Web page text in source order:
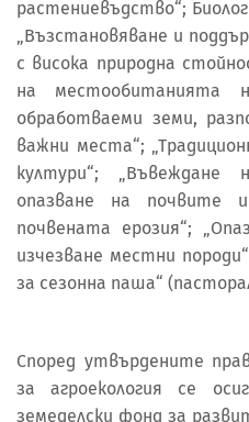
растениевъдство“;
„Възстановяване и
с висока природна
на местообитанията
обработваеми земи,
важни места“;
култури“; „Въвеждане
опазване на почвите
почвената ерозия“;
изчезване местни
за сезонна паша“
Според утвърдените
за агроекология се
земеделски фонд за